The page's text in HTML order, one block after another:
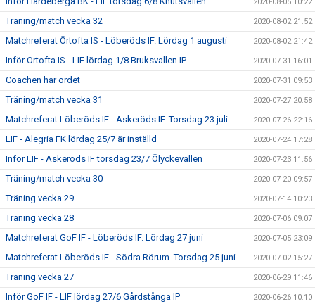
Träning/match vecka 32 2020-08-02 21:52
Matchreferat Örtofta IS - Löberöds IF. Lördag 1 augusti 2020-08-02 21:42
Inför Örtofta IS - LIF lördag 1/8 Bruksvallen IP 2020-07-31 16:01
Coachen har ordet 2020-07-31 09:53
Träning/match vecka 31 2020-07-27 20:58
Matchreferat Löberöds IF - Askeröds IF. Torsdag 23 juli 2020-07-26 22:16
LIF - Alegria FK lördag 25/7 är inställd 2020-07-24 17:28
Inför LIF - Askeröds IF torsdag 23/7 Ölyckevallen 2020-07-23 11:56
Träning/match vecka 30 2020-07-20 09:57
Träning vecka 29 2020-07-14 10:23
Träning vecka 28 2020-07-06 09:07
Matchreferat GoF IF - Löberöds IF. Lördag 27 juni 2020-07-05 23:09
Matchreferat Löberöds IF - Södra Rörum. Torsdag 25 juni 2020-07-02 15:27
Träning vecka 27 2020-06-29 11:46
Inför GoF IF - LIF lördag 27/6 Gårdstånga IP 2020-06-26 10:10